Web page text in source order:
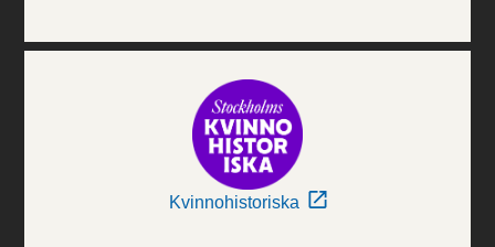
Kvinnohistoriska